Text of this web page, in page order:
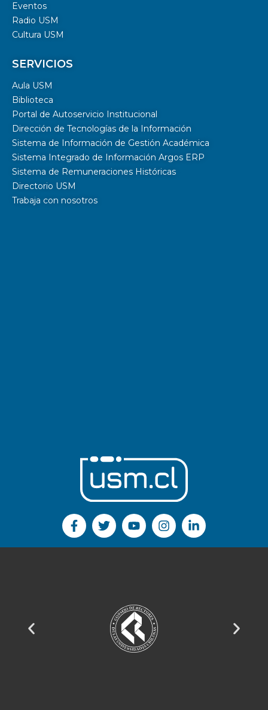
Eventos
Radio USM
Cultura USM
SERVICIOS
Aula USM
Biblioteca
Portal de Autoservicio Institucional
Dirección de Tecnologías de la Información
Sistema de Información de Gestión Académica
Sistema Integrado de Información Argos ERP
Sistema de Remuneraciones Históricas
Directorio USM
Trabaja con nosotros